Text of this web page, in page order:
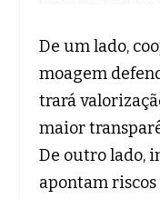
De um lado,
moagem
trará
maior
De outro lado,
apontam riscos